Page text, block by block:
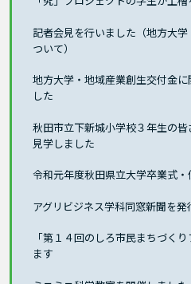
記者会見を行いました（地方大
ついて）
地方大学・地域産業創生交付金
した
秋田市立下新城小学校３年生の
見学しました
令和元年度秋田県立大学卒業式
アグリビジネス学科同窓新聞を発
「第１４回のしろ市民まちづく
ます